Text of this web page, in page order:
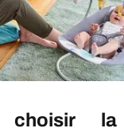
choisir la